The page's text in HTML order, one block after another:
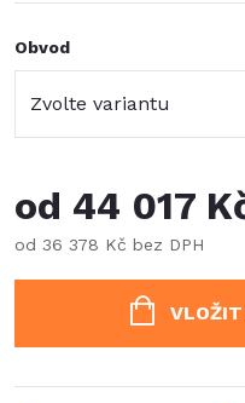
Obvod
od 44 017
od 36 378 Kč bez DPH
VLOŽIT